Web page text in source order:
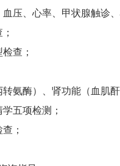
、心率、甲状腺触诊、
查；
酶）、肾功能（血肌酐
五项检测；
；